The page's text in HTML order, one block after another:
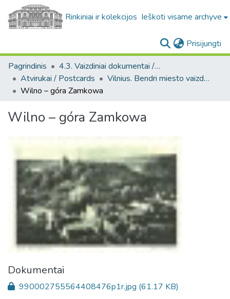
Rinkiniai ir kolekcijos Ieškoti visame archyve
Prisijungti
Pagrindinis
4.3. Vaizdiniai dokumentai / Visual documents
Atvirukai / Postcards
Vilnius. Bendri miesto vaizdai : miesto ir jo apylinkių fotografinių atvirukų rinkinys
Wilno – góra Zamkowa
Wilno – góra Zamkowa
Dokumentai
990002755564408476p1r.jpg (61.17 KB)